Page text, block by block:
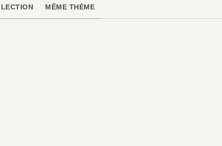
MÊME THÈME